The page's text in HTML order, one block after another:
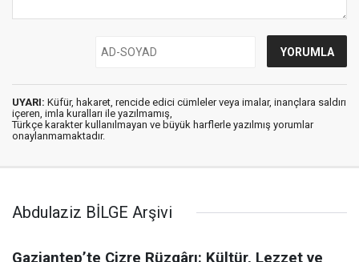
UYARI: Küfür, hakaret, rencide edici cümleler veya imalar, inançlara saldırı
içeren, imla kuralları ile yazılmamış,
Türkçe karakter kullanılmayan ve büyük harflerle yazılmış yorumlar
onaylanmamaktadır.
Abdulaziz BİLGE Arşivi
Gaziantep’te Cizre Rüzgârı: Kültür, Lezzet ve